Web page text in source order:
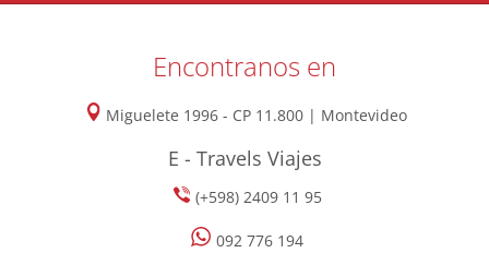
Encontranos en
Miguelete 1996 - CP 11.800 | Montevideo
E - Travels Viajes
(+598) 2409 11 95
092 776 194